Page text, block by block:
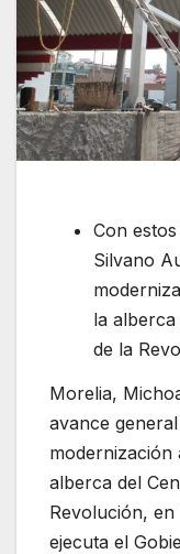
Con
Silvano
la
de la
Morelia,
avance
modernización
alberca del
Revolución,
ejecuta el